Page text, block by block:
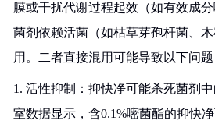
膜或干扰代谢过程起效（如有效成
菌剂依赖活菌（如枯草芽孢杆菌、
用。二者直接混用可能导致以下问题
1. 活性抑制：抑快净可能杀死菌剂
室数据显示，含0.1%嘧菌酯的抑快